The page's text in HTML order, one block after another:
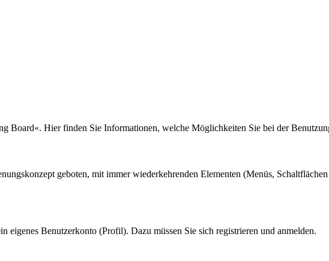
Board«. Hier finden Sie Informationen, welche Möglichkeiten Sie bei der
geboten, mit immer wiederkehrenden Elementen (Menüs,
eigenes Benutzerkonto (Profil). Dazu müssen Sie sich registrieren und anmelden.